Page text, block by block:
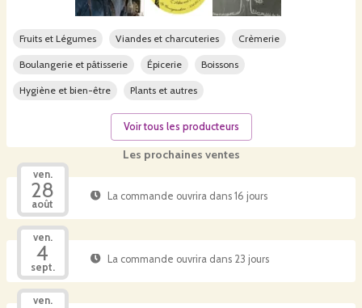
Les prochaines ventes
ven.
28
août
La commande ouvrira dans 16 jours
ven.
4
sept.
La commande ouvrira dans 23 jours
ven.
Fruits et Légumes Viandes et charcuteries Crèmerie
Boulangerie et pâtisserie Épicerie Boissons
Hygiène et bien-être Plants et autres
Voir tous les producteurs